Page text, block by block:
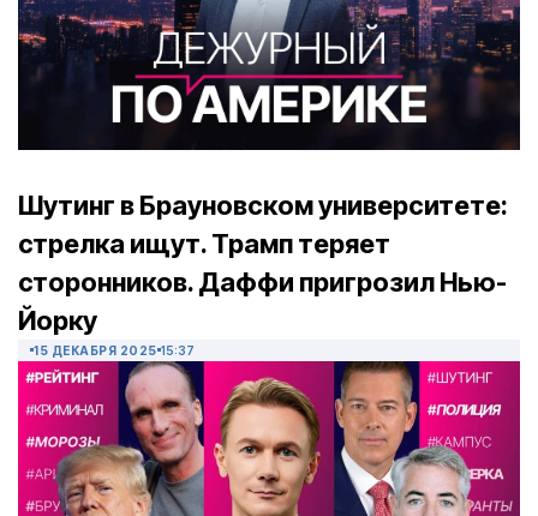
Шутинг в Брауновском университете:
стрелка ищут. Трамп теряет
сторонников. Даффи пригрозил Нью-
Йорку
15 ДЕКАБРЯ 2025 15:37